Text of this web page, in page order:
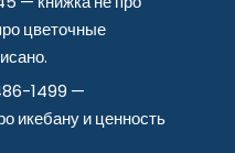
цветочные
1499 —
икебану и ценность